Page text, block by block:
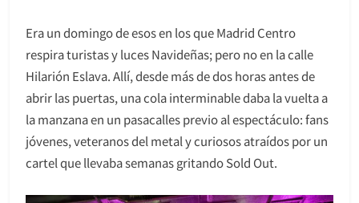
Era un domingo de esos en los que Madrid Centro
respira turistas y luces Navideñas; pero no en la calle
Hilarión Eslava. Allí, desde más de dos horas antes de
abrir las puertas, una cola interminable daba la vuelta a
la manzana en un pasacalles previo al espectáculo: fans
jóvenes, veteranos del metal y curiosos atraídos por un
cartel que llevaba semanas gritando Sold Out.